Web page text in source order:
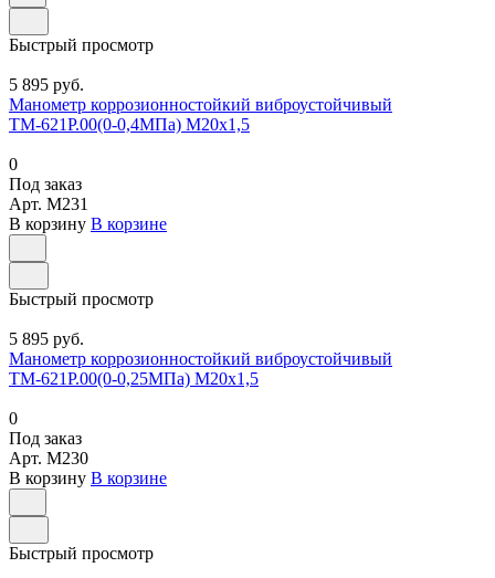
Быстрый просмотр
5 895 руб.
Манометр коррозионностойкий виброустойчивый
ТМ-621Р.00(0-0,4МПа) М20х1,5
0
Под заказ
Арт. M231
В корзину В корзине
Быстрый просмотр
5 895 руб.
Манометр коррозионностойкий виброустойчивый
ТМ-621Р.00(0-0,25МПа) М20х1,5
0
Под заказ
Арт. M230
В корзину В корзине
Быстрый просмотр